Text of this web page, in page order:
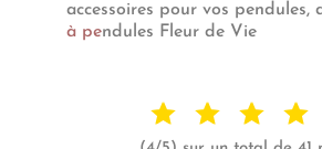
accessoires pour vos pendules,
à pendules Fleur de Vie